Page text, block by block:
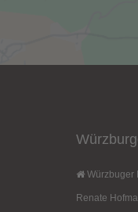
Würzbuger
Renate